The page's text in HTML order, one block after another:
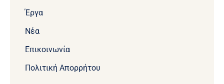
Έργα
Νέα
Επικοινωνία
Πολιτική Απορρήτου